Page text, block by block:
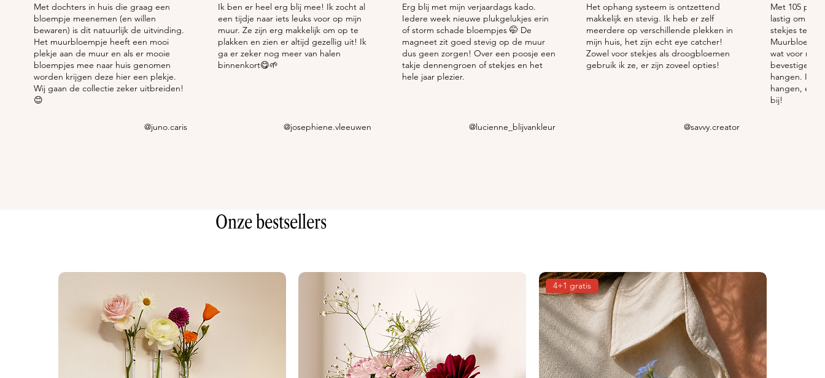
Met dochters in huis die graag een
bloempje meenemen (en willen
bewaren) is dit natuurlijk de uitvinding.
Het muurbloempje heeft een mooi
plekje aan de muur en als er mooie
bloempjes mee naar huis genomen
worden krijgen deze hier een plekje.
Wij gaan de collectie zeker uitbreiden!
😊
@juno.caris
Ik ben er heel erg blij mee! Ik zocht al
een tijdje naar iets leuks voor op mijn
muur. Ze zijn erg makkelijk om op te
plakken en zien er altijd gezellig uit! Ik
ga er zeker nog meer van halen
binnenkort😋🌱
@josephiene.vleeuwen
Erg blij met mijn verjaardags kado.
Iedere week nieuwe plukgelukjes erin
of storm schade bloempjes 🤭 De
magneet zit goed stevig op de muur
dus geen zorgen! Over een poosje een
takje dennengroen of stekjes en het
hele jaar plezier.
@lucienne_blijvankleur
Het ophang systeem is ontzettend
makkelijk en stevig. Ik heb er zelf
meerdere op verschillende plekken in
mijn huis, het zijn echt eye catcher!
Zowel voor stekjes als droogbloemen
gebruik ik ze, er zijn zoveel opties!
@savvy.creator
Met 105
lastig om
stekjes te
wat voor mij.
bevestigen,
hangen. Ik
hangen, en
bij!
Onze bestsellers
4+1 gratis